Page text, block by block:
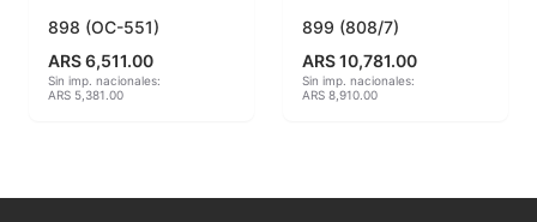
MAYCO DUNCAN FRENCH DIMENSIONS
MAYCO E & E CHUNKIES
MAYCO FIRED PRODUCTS ACCESSORI
898 (OC-551)
ARS 6,511.00
Sin imp. nacionales:
ARS 5,381.00
899 (808/7)
ARS 10,781.00
Sin imp. nacionales:
ARS 8,910.00